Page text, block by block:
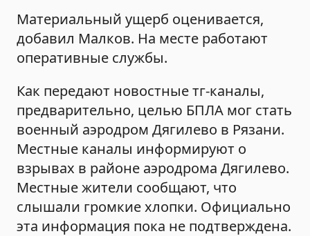
Материальный ущерб оценивается,
добавил Малков. На месте работают
оперативные службы.
Как передают новостные тг-каналы,
предварительно, целью БПЛА мог стать
военный аэродром Дягилево в Рязани.
Местные каналы информируют о
взрывах в районе аэродрома Дягилево.
Местные жители сообщают, что
слышали громкие хлопки. Официально
эта информация пока не подтверждена.